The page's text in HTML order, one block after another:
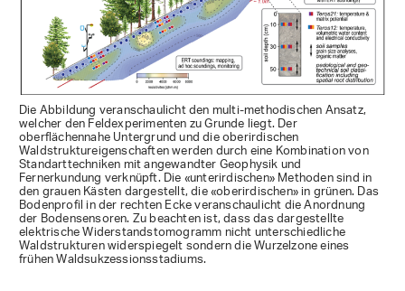
Die Abbildung veranschaulicht den multi-methodischen Ansatz,
welcher den Feldexperimenten zu Grunde liegt. Der
oberflächennahe Untergrund und die oberirdischen
Waldstruktureigenschaften werden durch eine Kombination von
Standarttechniken mit angewandter Geophysik und
Fernerkundung verknüpft. Die «unterirdischen» Methoden sind in
den grauen Kästen dargestellt, die «oberirdischen» in grünen. Das
Bodenprofil in der rechten Ecke veranschaulicht die Anordnung
der Bodensensoren. Zu beachten ist, dass das dargestellte
elektrische Widerstandstomogramm nicht unterschiedliche
Waldstrukturen widerspiegelt sondern die Wurzelzone eines
frühen Waldsukzessionsstadiums.